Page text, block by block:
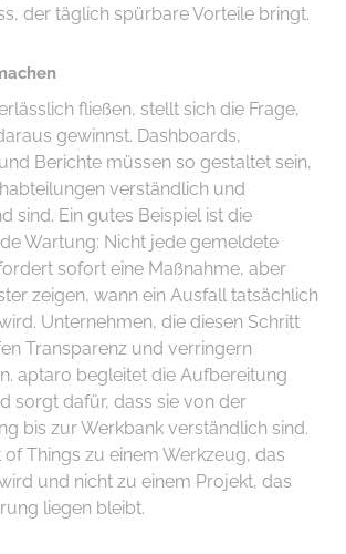
der täglich spürbare Vorteile bringt.
fließen, stellt sich die Frage,
gewinnst. Dashboards,
Berichte müssen so gestaltet sein,
verständlich und
sind. Ein gutes Beispiel ist die
Wartung: Nicht jede gemeldete
sofort eine Maßnahme, aber
zeigen, wann ein Ausfall tatsächlich
Unternehmen, die diesen Schritt
Transparenz und verringern
aptaro begleitet die Aufbereitung
sorgt dafür, dass sie von der
bis zur Werkbank verständlich sind.
Things zu einem Werkzeug, das
und nicht zu einem Projekt, das
liegen bleibt.